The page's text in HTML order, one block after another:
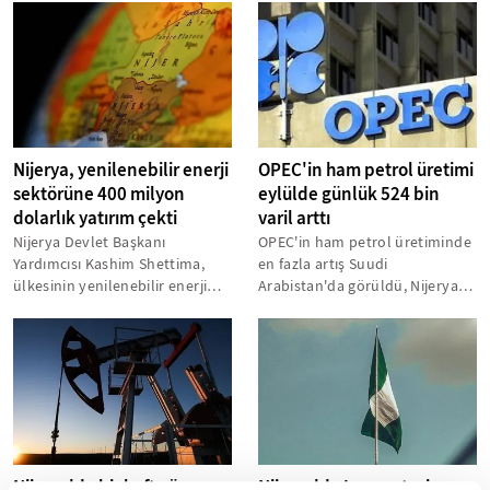
Nijerya, yenilenebilir enerji
sektörüne 400 milyon
dolarlık yatırım çekti
Nijerya Devlet Başkanı
Yardımcısı Kashim Shettima,
ülkesinin yenilenebilir enerji
doların...
OPEC'in ham petrol üretimi
eylülde günlük 524 bin
varil arttı
OPEC'in ham petrol üretiminde
en fazla artış Suudi
Arabistan'da görüldü, Nijerya
oldu...